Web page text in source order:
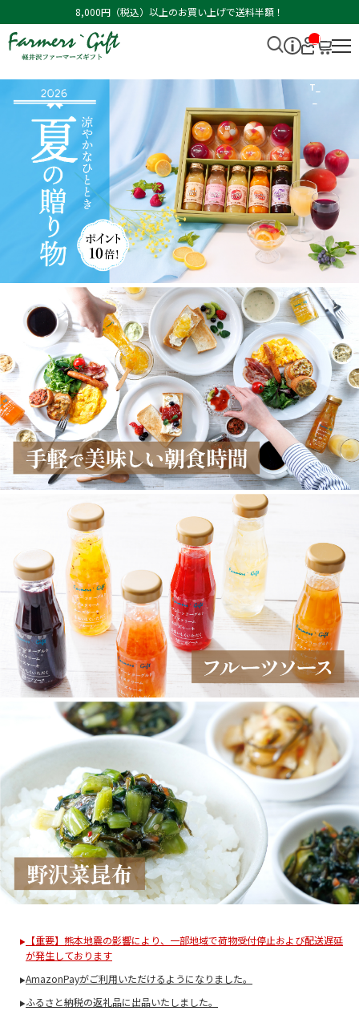
8,000円（税込）以上のお買い上げで送料半額！
__I
T
T_
【重要】熊本地震の影響により、一部地域で荷物受付停止および配送遅延
が発生しております
AmazonPayがご利用いただけるようになりました。
ふるさと納税の返礼品に出品いたしました。